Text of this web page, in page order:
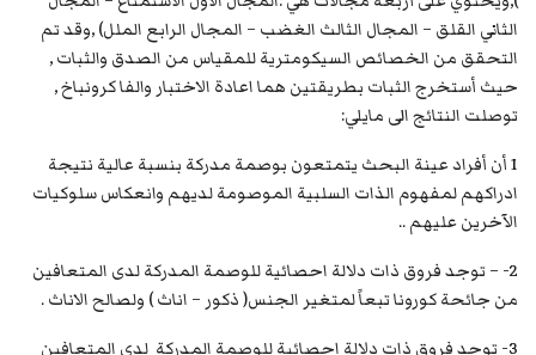
الثاني القلق – المجال الثالث الغضب – المجال الرابع الملل) ,وقد تم
التحقق من الخصائص السيكومترية للمقياس من الصدق والثبات ,
حيث أستخرج الثبات بطريقتين هما اعادة الاختبار والفا كرونباخ ,
توصلت النتائج الى مايلي:
1 أن أفراد عينة البحث يتمتعون بوصمة مدركة بنسبة عالية نتيجة
ادراكهم لمفهوم الذات السلبية الموصومة لديهم وانعكاس سلوكيات
الآخرين عليهم ..
2- – توجد فروق ذات دلالة احصائية للوصمة المدركة لدى المتعافين
من جائحة كورونا تبعاً لمتغير الجنس( ذكور – اناث ) ولصالح الاناث .
3- توجد فروق ذات دلالة احصائية للوصمة المدركة لدى المتعافين